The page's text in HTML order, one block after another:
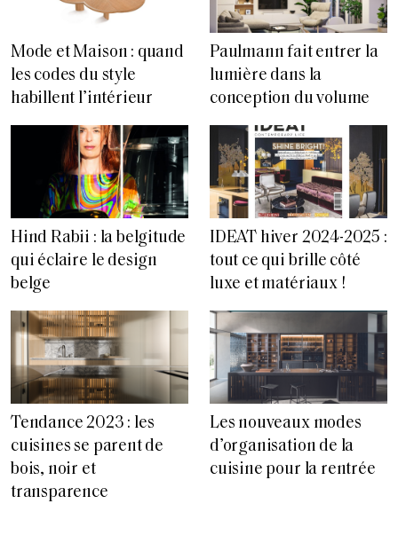
Mode et Maison : quand
les codes du style
habillent l’intérieur
Paulmann fait entrer la
lumière dans la
conception du volume
Hind Rabii : la belgitude
qui éclaire le design
belge
IDEAT hiver 2024-2025 :
tout ce qui brille côté
luxe et matériaux !
Tendance 2023 : les
cuisines se parent de
bois, noir et
transparence
Les nouveaux modes
d’organisation de la
cuisine pour la rentrée